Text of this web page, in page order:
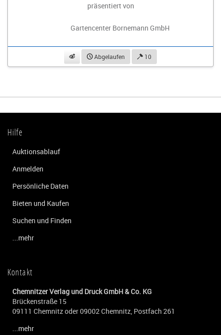
präsentiert von
Gartencenter Bornemann GmbH
beobachtenAbgelaufen 10
Hilfe
Auktionsablauf
Anmelden
Persönliche Daten
Bieten und Kaufen
Suchen und Finden
...mehr
Kontakt
Chemnitzer Verlag und Druck GmbH & Co. KG
Brückenstraße 15
09111 Chemnitz oder 09002 Chemnitz, Postfach 261
...mehr